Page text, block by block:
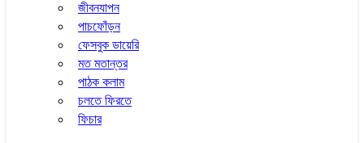
জীবনযাপন
পাচফোঁড়ন
ফেসবুক ডায়েরি
মত মতান্তর
পাঠক কলাম
চলতে ফিরতে
ফিচার